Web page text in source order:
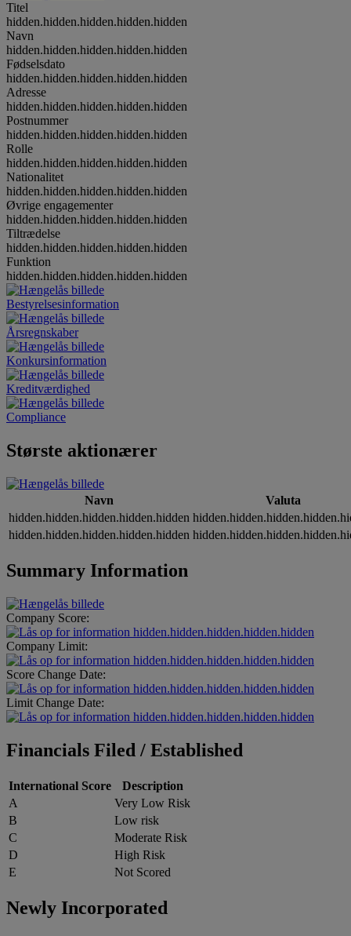
Titel
hidden.hidden.hidden.hidden.hidden
Navn
hidden.hidden.hidden.hidden.hidden
Fødselsdato
hidden.hidden.hidden.hidden.hidden
Adresse
hidden.hidden.hidden.hidden.hidden
Postnummer
hidden.hidden.hidden.hidden.hidden
Rolle
hidden.hidden.hidden.hidden.hidden
Nationalitet
hidden.hidden.hidden.hidden.hidden
Øvrige engagementer
hidden.hidden.hidden.hidden.hidden
Tiltrædelse
hidden.hidden.hidden.hidden.hidden
Funktion
hidden.hidden.hidden.hidden.hidden
Bestyrelsesinformation
Årsregnskaber
Konkursinformation
Kreditværdighed
Compliance
Største aktionærer
Navn
Valuta
hidden.hidden.hidden.hidden.hidden
hidden.hidden.hidden.hidden.hidden
Summary Information
Company Score:
hidden.hidden.hidden.hidden.hidden
Company Limit:
hidden.hidden.hidden.hidden.hidden
Score Change Date:
hidden.hidden.hidden.hidden.hidden
Limit Change Date:
hidden.hidden.hidden.hidden.hidden
Financials Filed / Established
International Score
Description
A
Very Low Risk
B
Low risk
C
Moderate Risk
D
High Risk
E
Not Scored
Newly Incorporated